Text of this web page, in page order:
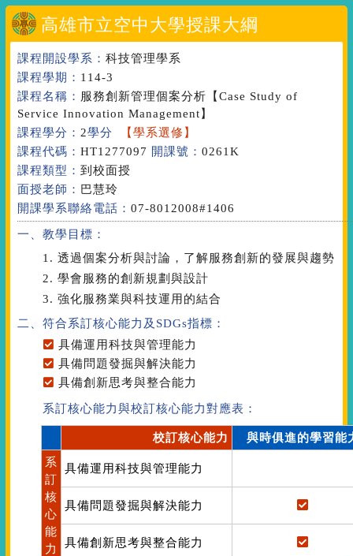
高雄市立空中大學授課大綱
課程開設學系： 科技管理學系
課程學期： 114-3
課程名稱：
服務創新管理個案分析 【Case Study of
Service Innovation Management】
課程學分： 2學分
【學系選修】
課程代碼： HT1277097 開課號： 0261K
課程類型： 到校面授
面授老師： 巴慧玲
開課學系聯絡電話： 07-8012008#1406
一、教學目標：
1. 透過個案分析與討論，了解服務創新的發展與趨勢
2. 學會服務的創新規劃與設計
3. 強化服務業與科技運用的結合
二、符合系訂核心能力 及SDGs指標 ：
具備運用科技與管理能力
具備問題發掘與解決能力
具備創新思考與整合能力
系訂核心能力與校訂核心能力對應表：
校訂核心能力
與時俱進的學習能
系
訂
核
心
能
力
具備運用科技與管理能力
具備問題發掘與解決能力
具備創新思考與整合能力